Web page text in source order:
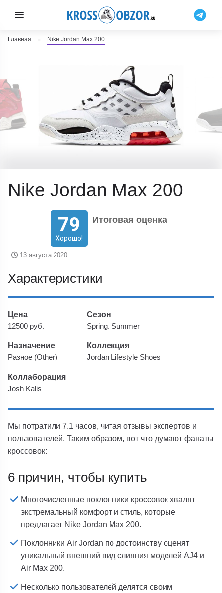
Главная Nike Jordan Max 200
Nike Jordan Max 200
79
Хорошо!
Итоговая оценка
13 августа 2020
Характеристики
Цена
12500 руб.
Сезон
Spring, Summer
Назначение
Разное (Other)
Коллекция
Jordan Lifestyle Shoes
Коллаборация
Josh Kalis
Мы потратили 7.1 часов, читая отзывы экспертов и
пользователей. Таким образом, вот что думают фанаты
кроссовок:
6 причин, чтобы купить
Многочисленные поклонники кроссовок хвалят
экстремальный комфорт и стиль, которые
предлагает Nike Jordan Max 200.
Поклонники Air Jordan по достоинству оценят
уникальный внешний вид слияния моделей AJ4 и
Air Max 200.
Несколько пользователей делятся своим